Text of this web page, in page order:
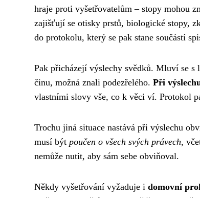
hraje proti vyšetřovatelům – stopy mohou
zajišťují se otisky prstů, biologické stopy,
do protokolu, který se pak stane součástí
Pak přicházejí výslechy svědků. Mluví se
činu, možná znali podezřelého. Při
vlastními slovy vše, co k věci ví. Protokol
Trochu jiná situace nastává při výslechu
musí být poučen o všech svých právech,
nemůže nutit, aby sám sebe obviňoval.
Někdy vyšetřování vyžaduje i domovní